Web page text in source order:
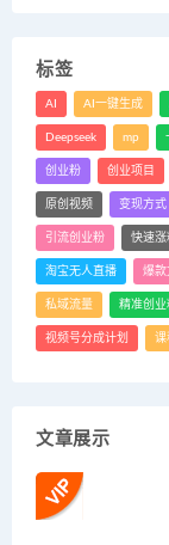
标签
AI AI一键生成
Deepseek mp
创业粉 创业项目
原创视频 变现方式
引流创业粉 快速涨
淘宝无人直播 爆款
私域流量 精准创业
视频号分成计划 课
文章展示